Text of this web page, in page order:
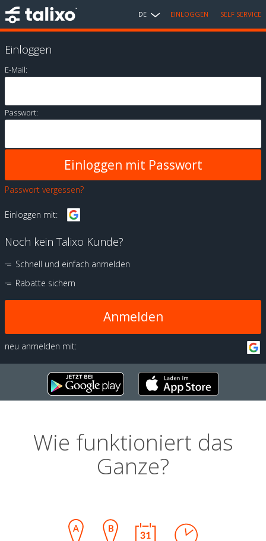
DE EINLOGGEN SELF SERVICE
Einloggen
E-Mail:
Passwort:
Passwort vergessen?
Einloggen mit:
Noch kein Talixo Kunde?
Schnell und einfach anmelden
Rabatte sichern
Anmelden
neu anmelden mit:
Wie funktioniert das
Ganze?